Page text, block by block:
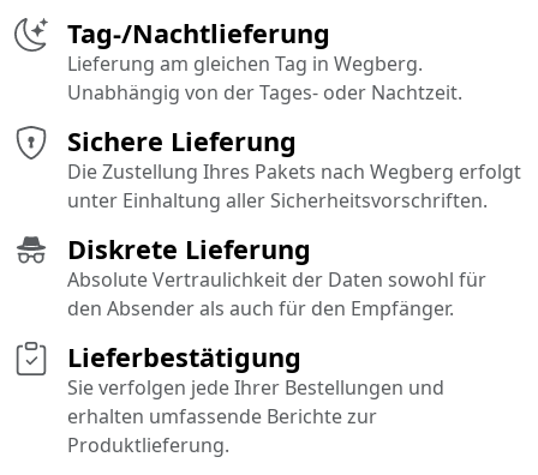
Sichere Lieferung
Die Zustellung Ihres Pakets nach Wegberg erfolgt
unter Einhaltung aller Sicherheitsvorschriften.
Diskrete Lieferung
Absolute Vertraulichkeit der Daten sowohl für
den Absender als auch für den Empfänger.
Tag-/Nachtlieferung
Lieferung am gleichen Tag in Wegberg.
Unabhängig von der Tages- oder Nachtzeit.
Lieferbestätigung
Sie verfolgen jede Ihrer Bestellungen und
erhalten umfassende Berichte zur
Produktlieferung.